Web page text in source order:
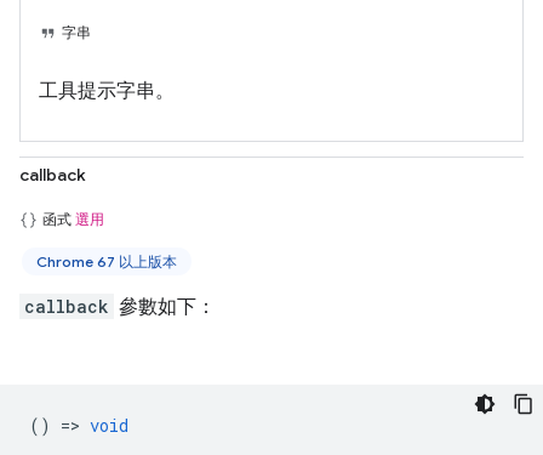
字串
工具提示字串。
callback
函式 選用
Chrome 67 以上版本
callback 參數如下：
() => void